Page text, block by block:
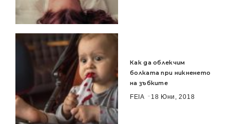
Как да облекчим
болката при никненето
на зъбките
FEIA
18 Юни, 2018